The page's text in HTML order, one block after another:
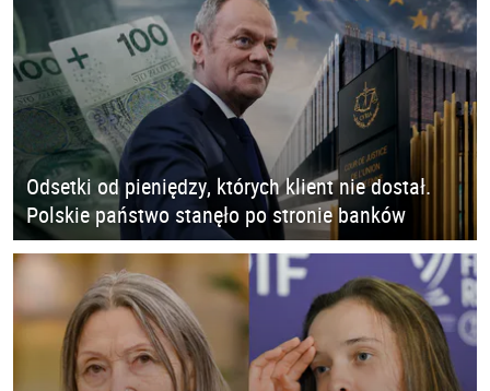
Odsetki od pieniędzy, których klient nie dostał.
Polskie państwo stanęło po stronie banków